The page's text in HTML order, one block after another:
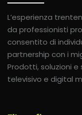
L’esperienza
da professionisti
consentito di
partnership con i
Prodotti, soluzioni
televisivo e digital